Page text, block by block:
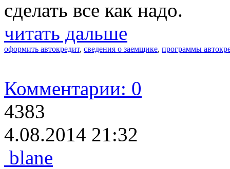
сделать все как надо.
читать дальше
оформить автокредит, сведения о заемщике, программы
Комментарии: 0
4383
4.08.2014 21:32
blane